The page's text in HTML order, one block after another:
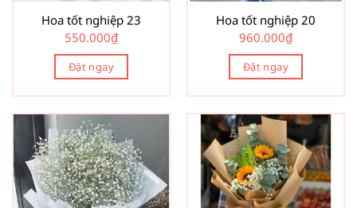
Hoa tốt nghiệp 23
550.000₫
Đặt ngay
Hoa tốt nghiệp 20
960.000₫
Đặt ngay